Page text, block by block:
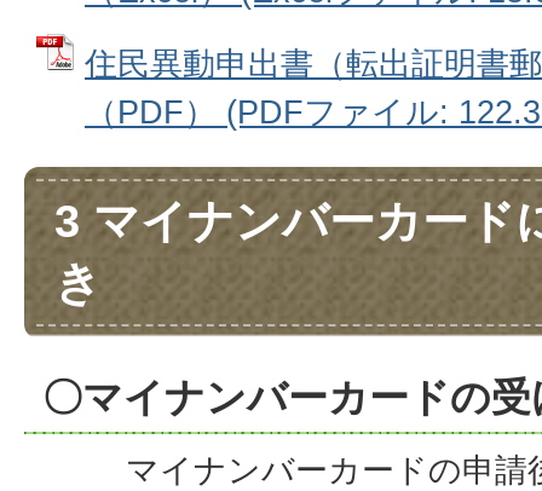
住民異動申出書（転出証明書
（PDF） (PDFファイル:
3 マイナンバーカード
き
〇マイナンバーカードの
マイナンバーカードの申請